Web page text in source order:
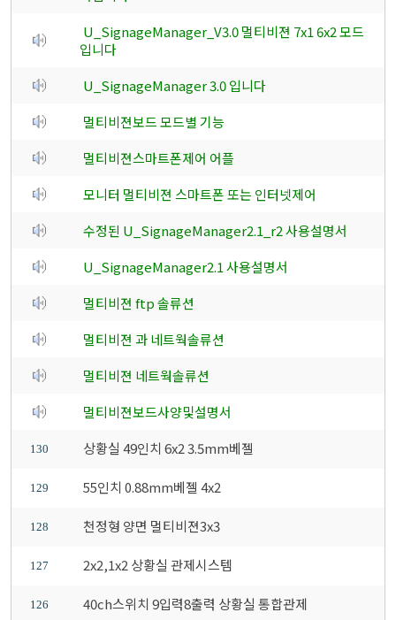
U_SignageManager_V3.0 멀티비젼 7x1 6x2 모드
입니다
U_SignageManager 3.0 입니다
멀티비젼보드 모드별 기능
멀티비젼스마트폰제어 어플
모니터 멀티비젼 스마트폰 또는 인터넷제어
수정된 U_SignageManager2.1_r2 사용설명서
U_SignageManager2.1 사용설명서
멀티비젼 ftp 솔류션
멀티비젼 과 네트웍솔류션
멀티비젼 네트웍솔류션
멀티비젼보드사양및설명서
130 상황실 49인치 6x2 3.5mm베젤
129 55인치 0.88mm베젤 4x2
128 천정형 양면 멀티비젼3x3
127 2x2,1x2 상황실 관제시스템
126 40ch스위치 9입력8출력 상황실 통합관제